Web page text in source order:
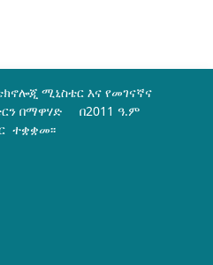
ሚኒስቴር እና የመገናኛና
በማዋሃድ በ2011 ዓ.ም
ተቋቋመ፡፡